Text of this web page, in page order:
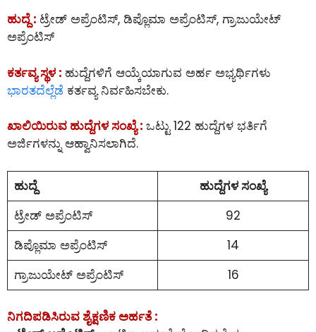
ಹುದ್ದೆ : ಟ್ರೇಡ್ ಅಪ್ರೆಂಟಿಸ್, ಡಿಪ್ಲೊಮಾ ಅಪ್ರೆಂಟಿಸ್, ಗ್ರಾಜುಯೇಟ್
ಅಪ್ರೆಂಟಿಸ್
ಕರ್ತವ್ಯ ಸ್ಥಳ : ಹುದ್ದೆಗಳಿಗೆ ಆಯ್ಕೆಯಾಗುವ ಅರ್ಹ ಅಭ್ಯರ್ಥಿಗಳು
ಭಾರತದೆಲ್ಲೆಡೆ ಕರ್ತವ್ಯ ನಿರ್ವಹಿಸಬೇಕು.
ಖಾಲಿಯಿರುವ ಹುದ್ದೆಗಳ ಸಂಖ್ಯೆ : ಒಟ್ಟು 122 ಹುದ್ದೆಗಳ ಭರ್ತಿಗೆ
ಅರ್ಜಿಗಳನ್ನು ಆಹ್ವಾನಿಸಲಾಗಿದೆ.
ಹುದ್ದೆ
ಹುದ್ದೆಗಳ ಸಂಖ್ಯೆ
ಟ್ರೇಡ್ ಅಪ್ರೆಂಟಿಸ್
92
ಡಿಪ್ಲೊಮಾ ಅಪ್ರೆಂಟಿಸ್
14
ಗ್ರಾಜುಯೇಟ್ ಅಪ್ರೆಂಟಿಸ್
16
ನಿಗದಿಪಡಿಸಿರುವ ಶೈಕ್ಷಣಿಕ ಅರ್ಹತೆ :